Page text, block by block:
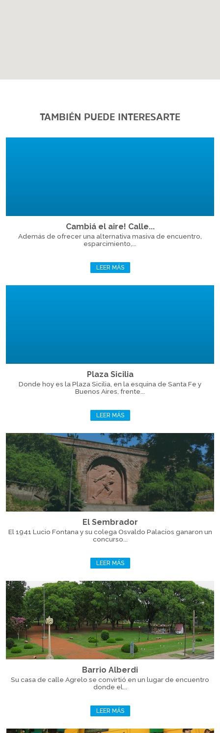
TAMBIÉN PUEDE INTERESARTE
Cambiá el aire! Calle...
Además de ofrecer una alternativa masiva de encuentro,
esparcimiento,...
LEER MÁS
Plaza Sicilia
Donde hoy es la Plaza Sicilia, en la esquina de Santa Fe y
Buenos Aires, frente...
LEER MÁS
El Sembrador
El 1941 Lucio Fontana y su colega Osvaldo Palacios ganaron un
concurso...
LEER MÁS
Barrio Alberdi
Su casa de calle Agrelo se convirtió en un lugar de encuentro
donde el...
LEER MÁS